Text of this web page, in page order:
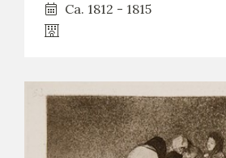
Ca. 1812 - 1815